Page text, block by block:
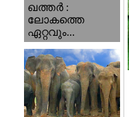
ഖത്തര്‍ :
ലോകത്തെ
ഏറ്റവും...